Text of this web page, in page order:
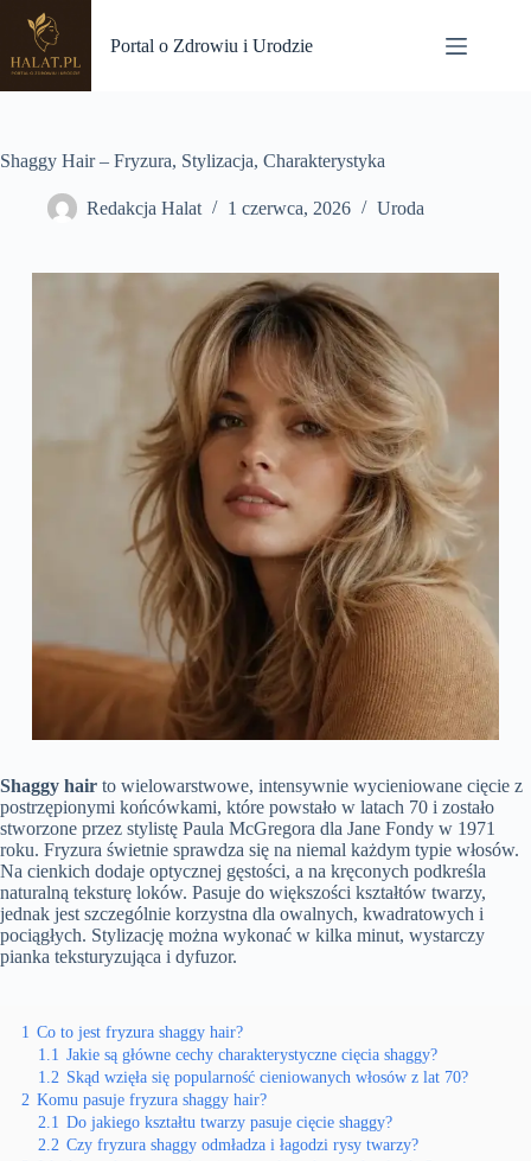
Przejdź
treści
Portal o Zdrowiu i Urodzie
Shaggy Hair – Fryzura, Stylizacja, Charakterystyka
Redakcja Halat 1 czerwca, 2026 Uroda
Shaggy hair to wielowarstwowe, intensywnie wycieniowane cięcie z
postrzępionymi końcówkami, które powstało w latach 70 i zostało
stworzone przez stylistę Paula McGregora dla Jane Fondy w 1971
roku. Fryzura świetnie sprawdza się na niemal każdym typie włosów.
Na cienkich dodaje optycznej gęstości, a na kręconych podkreśla
naturalną teksturę loków. Pasuje do większości kształtów twarzy,
jednak jest szczególnie korzystna dla owalnych, kwadratowych i
pociągłych. Stylizację można wykonać w kilka minut, wystarczy
pianka teksturyzująca i dyfuzor.
1 Co to jest fryzura shaggy hair?
1.1 Jakie są główne cechy charakterystyczne cięcia shaggy?
1.2 Skąd wzięła się popularność cieniowanych włosów z lat 70?
2 Komu pasuje fryzura shaggy hair?
2.1 Do jakiego kształtu twarzy pasuje cięcie shaggy?
2.2 Czy fryzura shaggy odmładza i łagodzi rysy twarzy?